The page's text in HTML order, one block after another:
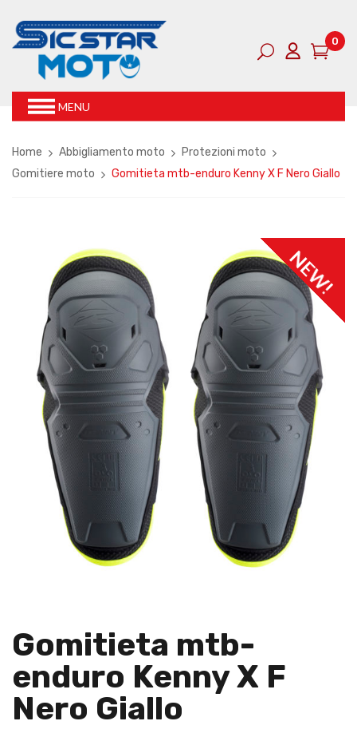
0
MENU
Home Abbigliamento moto
Protezioni moto
Gomitiere moto
Gomitieta mtb-enduro Kenny X F Nero Giallo
NEW!
Gomitieta mtb-
enduro Kenny X F
Nero Giallo